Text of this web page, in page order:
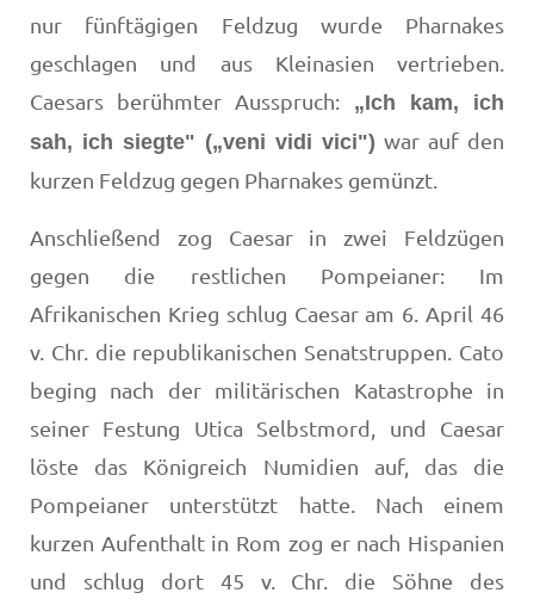
nur fünftägigen Feldzug wurde Pharnakes
geschlagen und aus Kleinasien vertrieben.
Caesars berühmter Ausspruch: „Ich kam, ich
sah, ich siegte" („veni vidi vici") war auf den
kurzen Feldzug gegen Pharnakes gemünzt.
Anschließend zog Caesar in zwei Feldzügen
gegen die restlichen Pompeianer: Im
Afrikanischen Krieg schlug Caesar am 6. April 46
v. Chr. die republikanischen Senatstruppen. Cato
beging nach der militärischen Katastrophe in
seiner Festung Utica Selbstmord, und Caesar
löste das Königreich Numidien auf, das die
Pompeianer unterstützt hatte. Nach einem
kurzen Aufenthalt in Rom zog er nach Hispanien
und schlug dort 45 v. Chr. die Söhne des